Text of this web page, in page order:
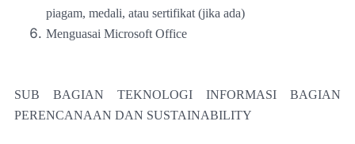
piagam, medali, atau sertifikat (jika ada)
Menguasai Microsoft Office
SUB BAGIAN TEKNOLOGI INFORMASI BAGIAN
PERENCANAAN DAN SUSTAINABILITY